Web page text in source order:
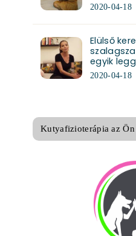
2020-04-18
Elülső
egyik
2020-04-18
Kutyafizioterápia az